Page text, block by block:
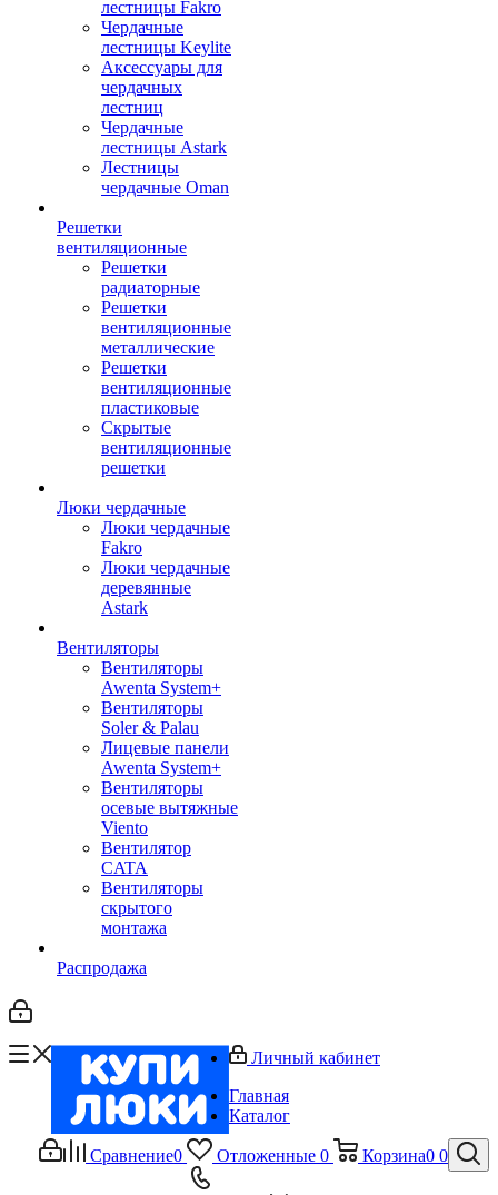
лестницы Fakro
Чердачные
лестницы Keylite
Аксессуары для
чердачных
лестниц
Чердачные
лестницы Astark
Лестницы
чердачные Oman
Решетки
вентиляционные
Решетки
радиаторные
Решетки
вентиляционные
металлические
Решетки
вентиляционные
пластиковые
Скрытые
вентиляционные
решетки
Люки чердачные
Люки чердачные
Fakro
Люки чердачные
деревянные
Astark
Вентиляторы
Вентиляторы
Awenta System+
Вентиляторы
Soler & Palau
Лицевые панели
Awenta System+
Вентиляторы
осевые вытяжные
Viento
Вентилятор
CATA
Вентиляторы
скрытого
монтажа
Распродажа
Сравнение0 Отложенные 0 Корзина0 0
Личный кабинет
Главная
Каталог